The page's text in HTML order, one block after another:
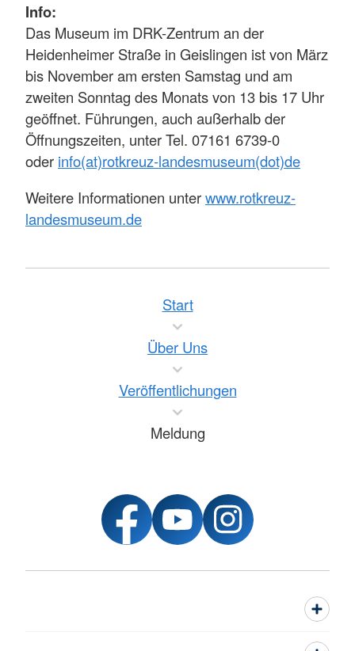
Info:
Das Museum im DRK-Zentrum an der
Heidenheimer Straße in Geislingen ist von März
bis November am ersten Samstag und am
zweiten Sonntag des Monats von 13 bis 17 Uhr
geöffnet. Führungen, auch außerhalb der
Öffnungszeiten, unter Tel. 07161 6739-0
oder info(at)rotkreuz-landesmuseum(dot)de
Weitere Informationen unterwww.rotkreuz-
landesmuseum.de
Start
Über Uns
Veröffentlichungen
Meldung